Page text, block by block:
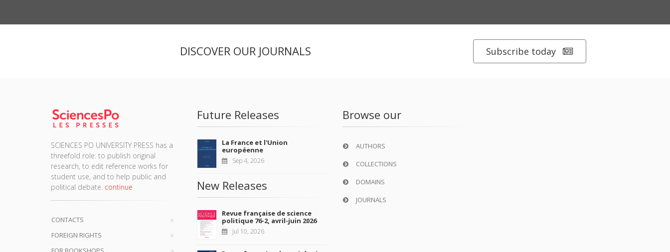
DISCOVER OUR JOURNALS Subscribe today
SCIENCES PO UNIVERSITY PRESS has a
threefold role: to publish original
research, to edit reference works for
student use, and to help public and
political debate. continue
CONTACTS
FOREIGN RIGHTS
Future Releases
La France et l'Union
européenne
Sep 4, 2026
New Releases
Revue française de science
politique 76-2, avril-juin 2026
Jul 10, 2026
Browse our
AUTHORS
COLLECTIONS
DOMAINS
JOURNALS